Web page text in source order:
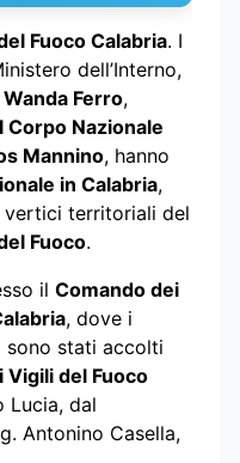
Fuoco Calabria. I
dell’Interno,
Wanda Ferro,
Corpo Nazionale
Mannino, hanno
in Calabria,
vertici territoriali del
Fuoco.
il Comando dei
, dove i
sono stati accolti
del Fuoco
Lucia, dal
Antonino Casella,